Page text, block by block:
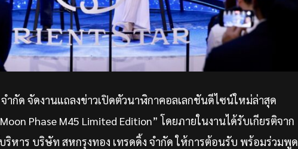
ำกัด จัดงานแถลงข่าวเปิดตัวนาฬิกาคอลเลกชันดีไซน์ใหม่ล่าสุด
Phase M45 Limited Edition” โดยภายในงานได้รับเกียรติจาก
หาร บริษัท สหกรุงทอง เทรดดิ้ง จำกัด ให้การต้อนรับ พร้อมร่วมพูด